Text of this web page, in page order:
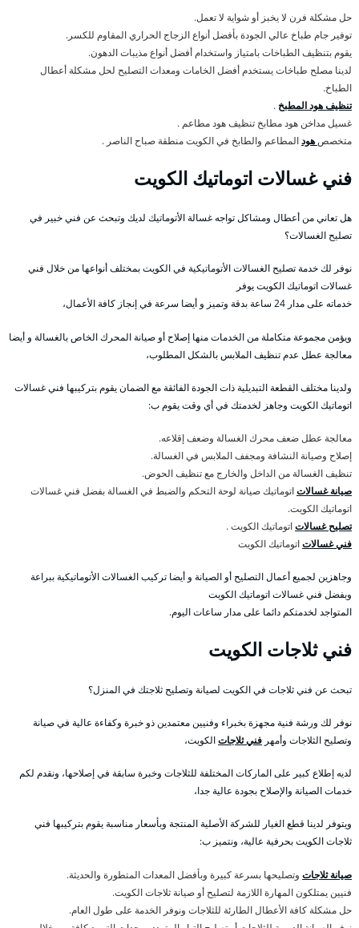
حل مشكلة فرن لا يخبز أو شواية لا تعمل.
توفير جام طباخ عالي الجودة بأفضل أنواع الزجاج الحراري المقاوم للكسر.
يقوم بتنظيف الطباخات بامتياز واستخدام أفضل أنواع مذيبات الدهون.
لدينا مصلح طباخات يستخدم أفضل الخامات ومعدات التصليح لحل مشكلة أعطال
الطباخ.
تنظيف هود المطبخ .
غسيل مداخن هود مطابخ تنظيف هود مطاعم .
متخصصهودالمطاعم والطابخ في الكويت منطقة صباح الناصر .
فني غسالات اتوماتيك الكويت
هل تعاني من أعطال ومشاكل تواجه غسالة الأتوماتيك لديك وتبحث عن فني خبير في
تصليح الغسالات؟
نوفر لك خدمة تصليح الغسالات الأتوماتيكية في الكويت بمختلف أنواعها من خلال فني
غسالات اتوماتيك الكويت يوفر
خدماته على مدار 24 ساعة بدقة وتميز و أيضا سرعة في إنجاز كافة الأعمال،
ويؤمن مجموعة متكاملة من الخدمات منها إصلاح أو صيانة المحرك الخاص بالغسالة و أيضا
معالجة عطل عدم تنظيف الملابس بالشكل المطلوب،
ولدينا مختلف القطعة التبديلية ذات الجودة الفائقة مع الضمان يقوم بتركيبها فني غسالات
اتوماتيك الكويت وجاهز لخدمتك في أي وقت يقوم ب:
معالجة عطل ضعف محرك الغسالة وضعف إقلاعه.
إصلاح وصيانة النشافة ومجفف الملابس في الغسالة.
تنظيف الغسالة من الداخل والخارج مع تنظيف الحوض.
صيانة غسالاتاتوماتيك صيانة لوحة التحكم والضبط في الغسالة بفضل فني غسالات
اتوماتيك الكويت.
تصليح غسالاتاتوماتيك الكويت .
فني غسالاتاتوماتيك الكويت
وجاهزين لجميع أعمال التصليح أو الصيانة و أيضا تركيب الغسالات الأتوماتيكية ببراعة
وبفضل فني غسالات اتوماتيك الكويت
المتواجد لخدمتكم دائما على مدار ساعات اليوم.
فني ثلاجات الكويت
تبحث عن فني ثلاجات في الكويت لصيانة وتصليح ثلاجتك في المنزل؟
نوفر لك ورشة فنية مجهزة بخبراء وفنيين معتمدين ذو خبرة وكفاءة عالية في صيانة
وتصليح الثلاجات وأمهر فني ثلاجاتالكويت،
لديه إطلاع كبير على الماركات المختلفة للثلاجات وخبرة سابقة في إصلاحها، ونقدم لكم
خدمات الصيانة والإصلاح بجودة عالية جدا،
ويتوفر لدينا قطع الغيار للشركة الأصلية المنتجة وبأسعار مناسبة يقوم بتركيبها فني
ثلاجات الكويت بحرفية عالية، ونتميز ب:
صيانة ثلاجات وتصليحها بسرعة كبيرة وبأفضل المعدات المتطورة والحديثة.
فنيين يمتلكون المهارة اللازمة لتصليح أو صيانة ثلاجات الكويت.
حل مشكلة كافة الأعطال الطارئة للثلاجات ونوفر الخدمة على طول العام.